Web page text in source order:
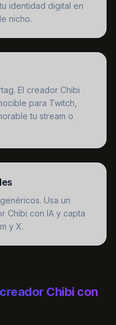
identidad digital en
nicho.
El creador Chibi
para Twitch,
tu stream o
Usa un
Chibi con IA y capta
y X.
Chibi con